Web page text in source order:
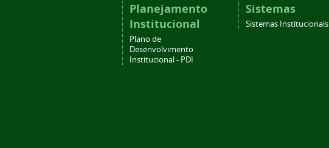
Planejamento
Institucional
Plano de
Desenvolvimento
Institucional - PDI
Sistemas
Sistemas Institucionais